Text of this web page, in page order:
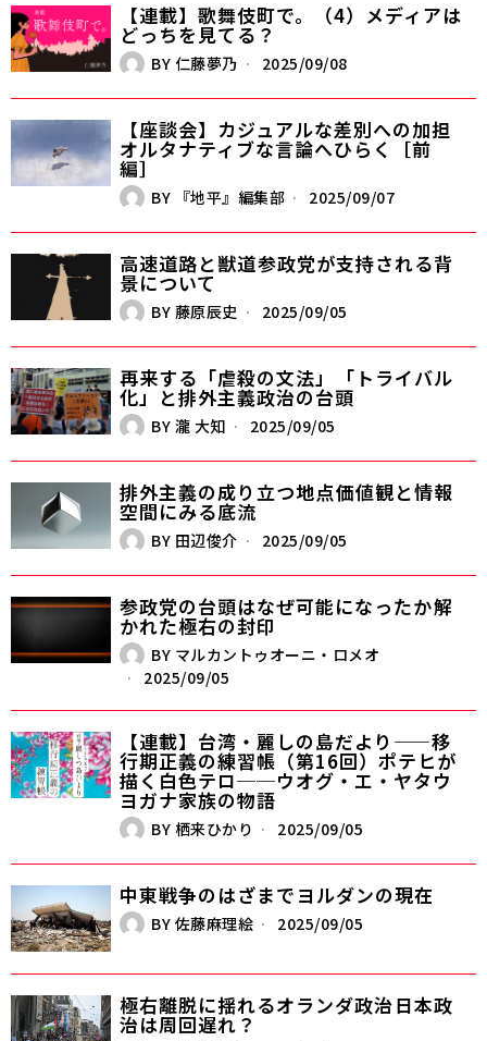
【連載】歌舞伎町で。（4）メディアは
どっちを見てる？
BY 仁藤夢乃 2025/09/08
【座談会】カジュアルな差別への加担――
オルタナティブな言論へひらく［前
編］
BY 『地平』編集部 2025/09/07
高速道路と獣道――参政党が支持される背
景について
BY 藤原辰史 2025/09/05
再来する「虐殺の文法」――「トライバル
化」と排外主義政治の台頭
BY 瀧 大知 2025/09/05
排外主義の成り立つ地点――価値観と情報
空間にみる底流
BY 田辺俊介 2025/09/05
参政党の台頭はなぜ可能になったか――解
かれた極右の封印
BY マルカントゥオーニ・ロメオ
2025/09/05
【連載】台湾・麗しの島だより——移
行期正義の練習帳（第16回）ポテヒが
描く白色テロ──ウオグ・エ・ヤタウ
ヨガナ家族の物語
BY 栖来ひかり 2025/09/05
中東戦争のはざまで――ヨルダンの現在
BY 佐藤麻理絵 2025/09/05
極右離脱に揺れるオランダ政治――日本政
治は周回遅れ？